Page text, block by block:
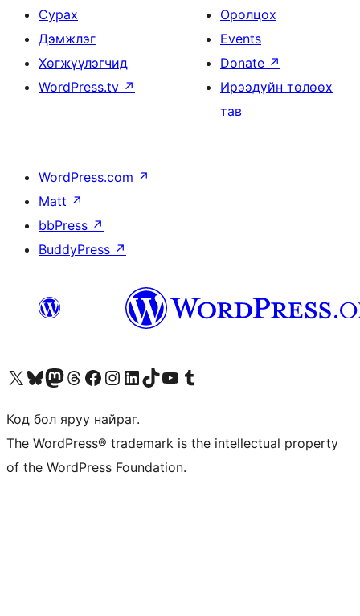
Сурах
Дэмжлэг
Хөгжүүлэгчид
WordPress.tv ↗
Оролцох
Events
Donate ↗
Ирээдүйн төлөөх
тав
WordPress.com ↗
Matt ↗
bbPress ↗
BuddyPress ↗
Visit our X (formerly Twitter) account
Visit our Bluesky account
Visit our Mastodon account
Visit our Threads account
Манай фэйсбүүк хуудсаар зочилно ууМанай Instagram хаягаар зочилно уу Манай LinkedIn хаягаар зочилно ууVisit our TikTok account
Манай YouTube сувгаар зочилно уу Visit our Tumblr account
Код бол яруу найраг.
The WordPress® trademark is the intellectual property
of the WordPress Foundation.